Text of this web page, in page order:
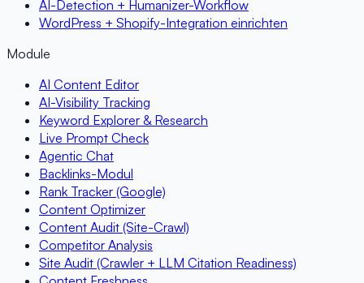
AI-Detection + Humanizer-Workflow
WordPress + Shopify-Integration einrichten
Module
AI Content Editor
AI-Visibility Tracking
Keyword Explorer & Research
Live Prompt Check
Agentic Chat
Backlinks-Modul
Rank Tracker (Google)
Content Optimizer
Content Audit (Site-Crawl)
Competitor Analysis
Site Audit (Crawler + LLM Citation Readiness)